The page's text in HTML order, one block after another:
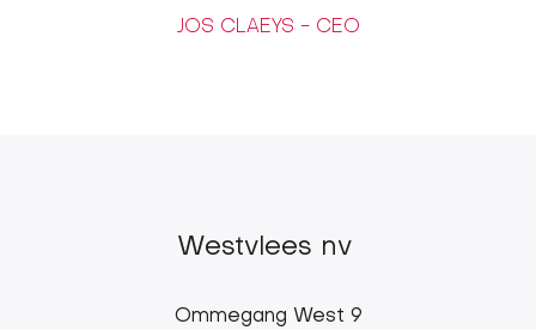
JOS CLAEYS - CEO
Westvlees nv
Ommegang West 9